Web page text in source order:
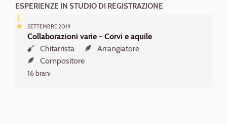
ESPERIENZE IN STUDIO DI REGISTRAZIONE
SETTEMBRE 2019
Collaborazioni varie - Corvi e aquile
Chitarrista
Arrangiatore
Compositore
16 brani